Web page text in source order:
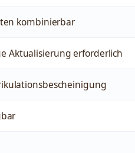
kombinierbar
Aktualisierung erforderlich